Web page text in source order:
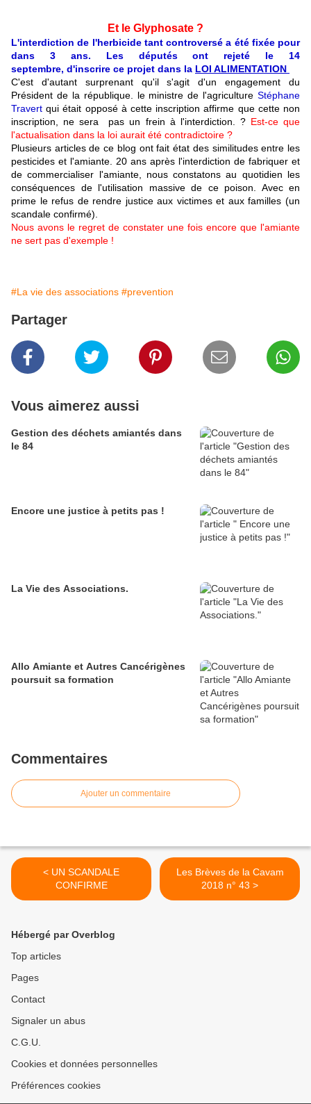
Et le Glyphosate ?
L'interdiction de l'herbicide tant controversé a été fixée pour
dans 3 ans. Les députés ont rejeté le 14
septembre, d'inscrire ce projet dans la LOI ALIMENTATION
C'est d'autant surprenant qu'il s'agit d'un engagement du
Président de la république. le ministre de l'agriculture Stéphane
Travertqui était opposé à cette inscription affirme que cette non
inscription, ne sera pas un frein à l'interdiction. ? Est-ce que
l'actualisation dans la loi aurait été contradictoire ?
Plusieurs articles de ce blog ont fait état des similitudes entre les
pesticides et l'amiante. 20 ans après l'interdiction de fabriquer et
de commercialiser l'amiante, nous constatons au quotidien les
conséquences de l'utilisation massive de ce poison. Avec en
prime le refus de rendre justice aux victimes et aux familles (un
scandale confirmé).
Nous avons le regret de constater une fois encore que l'amiante
ne sert pas d'exemple !
#La vie des associations #prevention
Partager
Vous aimerez aussi
Gestion des déchets amiantés dans
le 84
Encore une justice à petits pas !
La Vie des Associations.
Allo Amiante et Autres Cancérigènes
poursuit sa formation
Commentaires
Ajouter un commentaire
< UN SCANDALE
CONFIRME
Les Brèves de la Cavam
2018 n° 43 >
Hébergé par Overblog
Top articles
Pages
Contact
Signaler un abus
C.G.U.
Cookies et données personnelles
Préférences cookies